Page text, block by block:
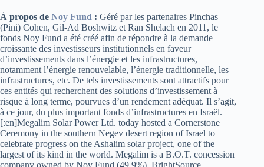
À propos de Noy Fund : Géré par les partenaires Pinchas
(Pini) Cohen, Gil-Ad Boshwitz et Ran Shelach en 2011, le
fonds Noy Fund a été créé afin de répondre à la demande
croissante des investisseurs institutionnels en faveur
d’investissements dans l’énergie et les infrastructures,
notamment l’énergie renouvelable, l’énergie traditionnelle, les
infrastructures, etc. De tels investissements sont attractifs pour
ces entités qui recherchent des solutions d’investissement à
risque à long terme, pourvues d’un rendement adéquat. Il s’agit,
à ce jour, du plus important fonds d’infrastructures en Israël.
[:en]Megalim Solar Power Ltd. today hosted a Cornerstone
Ceremony in the southern Negev desert region of Israel to
celebrate progress on the Ashalim solar project, one of the
largest of its kind in the world. Megalim is a B.O.T. concession